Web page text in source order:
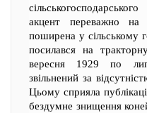
акцент переважно
поширена у сільському
посилався на
вересня 1929 по
звільнений за
Цьому сприяла
бездумне знищення